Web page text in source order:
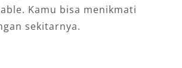
Kamu bisa menikmati
sekitarnya.